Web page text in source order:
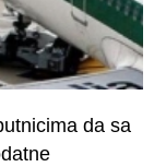
da sa